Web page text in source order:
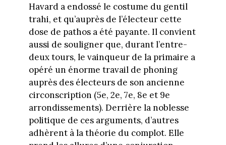
Havard a endossé le costume du gentil
trahi, et qu’auprès de l’électeur cette
dose de pathos a été payante. Il convient
aussi de souligner que, durant l’entre-
deux tours, le vainqueur de la primaire a
opéré un énorme travail de phoning
auprès des électeurs de son ancienne
circonscription (5e, 2e, 7e, 8e et 9e
arrondissements). Derrière la noblesse
politique de ces arguments, d’autres
adhèrent à la théorie du complot. Elle